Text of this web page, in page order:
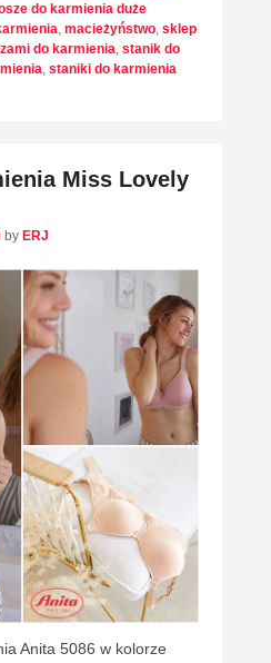
do karmienia duże
, macieżyństwo, sklep
do karmienia, stanik do
, staniki do karmienia
Miss Lovely
by ERJ
Anita 5086 w kolorze